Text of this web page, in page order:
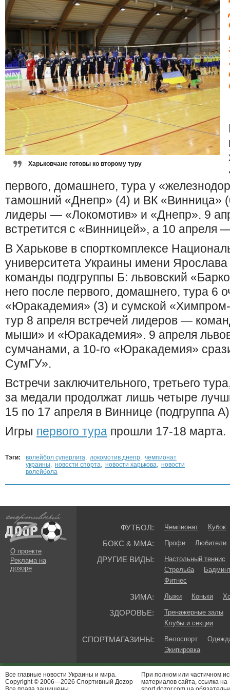
Харьковчане готовы ко второму туру
первого, домашнего, тура у
тамошний «Днепр» (4) и ВК «Винница»
лидеры — «Локомотив» и «Днепр». 9
встретится с «Винницей», а 10 апреля
В Харькове в спорткомплексе
университета Украины имени Ярослава
команды подгруппы Б: львовский
него после первого, домашнего, тура 6
«Юракадемия» (3) и сумской
тур 8 апреля встречей лидеров —
мыши» и «Юракадемия». 9 апреля
сумчанами, а 10-го «Юракадемия»
СумГУ».
Встречи заключительного, третьего
за медали продолжат лишь четыре
15 по 17 апреля в Виннице (подгруппа
Игры первого тура прошли 17-18 марта.
Тэги: волейбол суперлига, локомотив днепр, чемпионат
украины, новости спорта, новости харькова, новости
волейбола
О проекте
Реклама на
дозоре
ФУТБОЛ: Чемпионат Кубок
БОКС & ММА: Профи Любители
ДРУГИЕ ВИДЫ:
Настольный теннис
Стрельба
Фитнес
ЗИМА: Лыжи Коньки
ЗДОРОВЬЕ:
Тренажерные залы
Клубы и секции
СПОРТМАГАЗИНЫ: Велоспорт
Экипировка
Все главные новости Украины и мира.
Copyright © 2006—2026 Спортивный Доzор
При полном или частичном
материалов сайта, ссылка на